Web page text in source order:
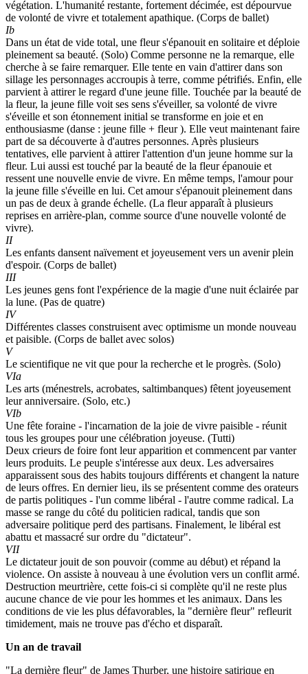
végétation. L'humanité restante, fortement décimée, est dépourvue
de volonté de vivre et totalement apathique. (Corps de ballet)
Ib
Dans un état de vide total, une fleur s'épanouit en solitaire et déploie
pleinement sa beauté. (Solo) Comme personne ne la remarque, elle
cherche à se faire remarquer. Elle tente en vain d'attirer dans son
sillage les personnages accroupis à terre, comme pétrifiés. Enfin, elle
parvient à attirer le regard d'une jeune fille. Touchée par la beauté de
la fleur, la jeune fille voit ses sens s'éveiller, sa volonté de vivre
s'éveille et son étonnement initial se transforme en joie et en
enthousiasme (danse : jeune fille + fleur ). Elle veut maintenant faire
part de sa découverte à d'autres personnes. Après plusieurs
tentatives, elle parvient à attirer l'attention d'un jeune homme sur la
fleur. Lui aussi est touché par la beauté de la fleur épanouie et
ressent une nouvelle envie de vivre. En même temps, l'amour pour
la jeune fille s'éveille en lui. Cet amour s'épanouit pleinement dans
un pas de deux à grande échelle. (La fleur apparaît à plusieurs
reprises en arrière-plan, comme source d'une nouvelle volonté de
vivre).
II
Les enfants dansent naïvement et joyeusement vers un avenir plein
d'espoir. (Corps de ballet)
III
Les jeunes gens font l'expérience de la magie d'une nuit éclairée par
la lune. (Pas de quatre)
IV
Différentes classes construisent avec optimisme un monde nouveau
et paisible. (Corps de ballet avec solos)
V
Le scientifique ne vit que pour la recherche et le progrès. (Solo)
VIa
Les arts (ménestrels, acrobates, saltimbanques) fêtent joyeusement
leur anniversaire. (Solo, etc.)
VIb
Une fête foraine - l'incarnation de la joie de vivre paisible - réunit
tous les groupes pour une célébration joyeuse. (Tutti)
Deux crieurs de foire font leur apparition et commencent par vanter
leurs produits. Le peuple s'intéresse aux deux. Les adversaires
apparaissent sous des habits toujours différents et changent la nature
de leurs offres. En dernier lieu, ils se présentent comme des orateurs
de partis politiques - l'un comme libéral - l'autre comme radical. La
masse se range du côté du politicien radical, tandis que son
adversaire politique perd des partisans. Finalement, le libéral est
abattu et massacré sur ordre du "dictateur".
VII
Le dictateur jouit de son pouvoir (comme au début) et répand la
violence. On assiste à nouveau à une évolution vers un conflit armé.
Destruction meurtrière, cette fois-ci si complète qu'il ne reste plus
aucune chance de vie pour les hommes et les animaux. Dans les
conditions de vie les plus défavorables, la "dernière fleur" refleurit
timidement, mais ne trouve pas d'écho et disparaît.
Un an de travail
"La dernière fleur" de James Thurber, une histoire satirique en